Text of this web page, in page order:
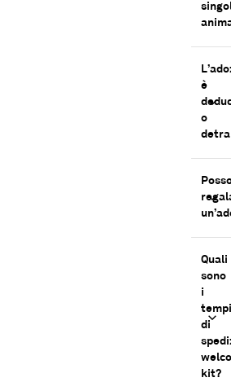
è
o
Quali
sono
i
tempi
di
kit?